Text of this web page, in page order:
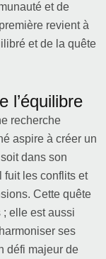
et de
revient à
et de la quête
l’équilibre
recherche
aspire à créer un
dans son
fuit les conflits et
Cette quête
elle est aussi
ses
défi majeur de